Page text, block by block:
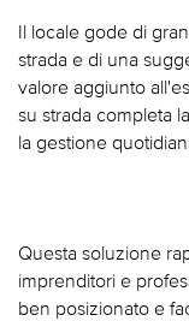
Il locale gode di
strada e di una
valore aggiunto
su strada completa
la gestione
Questa soluzione
imprenditori e
ben posizionato e